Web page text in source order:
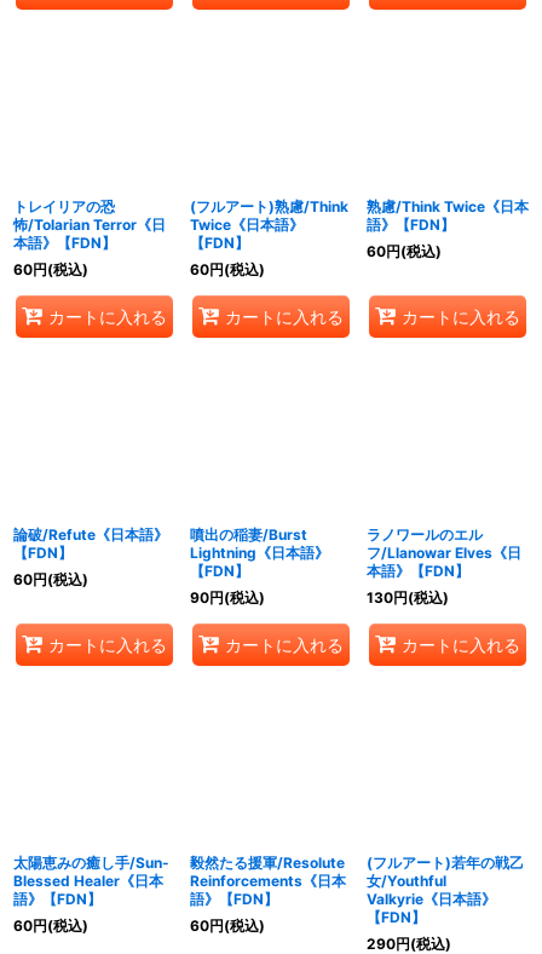
トレイリアの恐
怖/Tolarian Terror《日
本語》【FDN】
60円(税込)
カートに入れる
(フルアート)熟慮/Think
Twice《日本語》
【FDN】
60円(税込)
カートに入れる
熟慮/Think Twice《日本
語》【FDN】
60円(税込)
カートに入れる
論破/Refute《日本語》
【FDN】
60円(税込)
カートに入れる
噴出の稲妻/Burst
Lightning《日本語》
【FDN】
90円(税込)
カートに入れる
ラノワールのエル
フ/Llanowar Elves《日
本語》【FDN】
130円(税込)
カートに入れる
太陽恵みの癒し手/Sun-
Blessed Healer《日本
語》【FDN】
60円(税込)
毅然たる援軍/Resolute
Reinforcements《日本
語》【FDN】
60円(税込)
(フルアート)若年の戦乙
女/Youthful
Valkyrie《日本語》
【FDN】
290円(税込)